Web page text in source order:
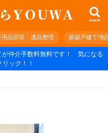
search
用品回収・遺品整理 新築戸建て仲
が仲介手数料無料です！ 気になる
ック！！